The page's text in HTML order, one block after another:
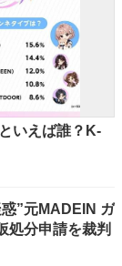
いえば誰？K-
”元MADEIN ガ
処分申請を裁判